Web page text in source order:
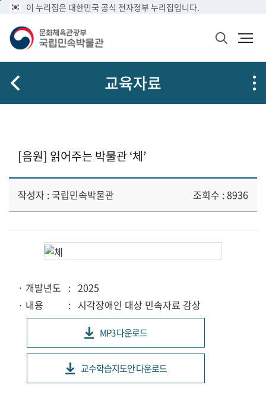
가
가
이 누리집은 대한민국 공식 전자정부 누리집입니다.
검
창
교육자료
[음원] 읽어주는 박물관 ‘체’
작성자 : 국립민속박물관 조회수 : 8936
· 개발년도 : 2025
· 내용
: 시각장애인 대상 민속자료 감상
MP3 다운로드
교수학습지도안 다운로드